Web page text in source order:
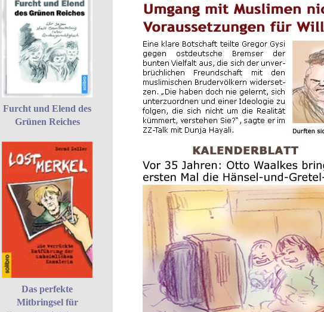
Furcht und Elend des
Grünen Reiches
Das perfekte
Mitbringsel für